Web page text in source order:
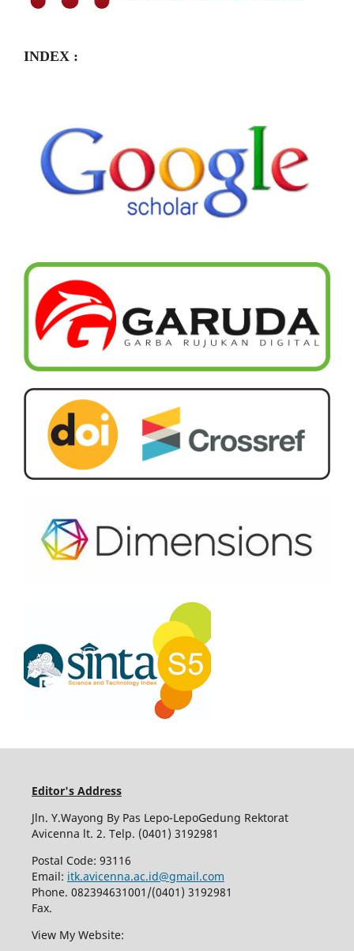
INDEX :
Editor's Address
Jln. Y.Wayong By Pas Lepo-LepoGedung Rektorat
Avicenna lt. 2. Telp. (0401) 3192981
Postal Code: 93116
Email: itk.avicenna.ac.id@gmail.com
Phone. 082394631001/(0401) 3192981
Fax.
View My Website: